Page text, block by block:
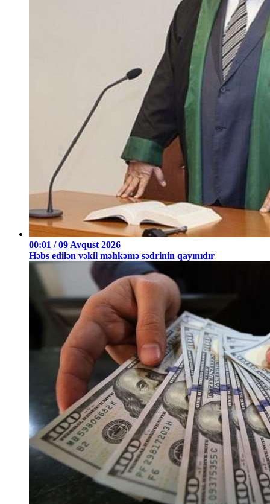
00:01 / 09 Avqust 2026
Həbs edilən vəkil məhkəmə sədrinin qayınıdır